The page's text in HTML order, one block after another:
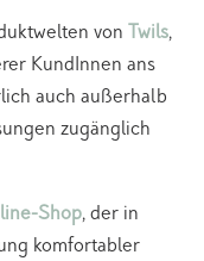
von Twils,
KundInnen ans
auch außerhalb
zugänglich
Shop, der in
komfortabler